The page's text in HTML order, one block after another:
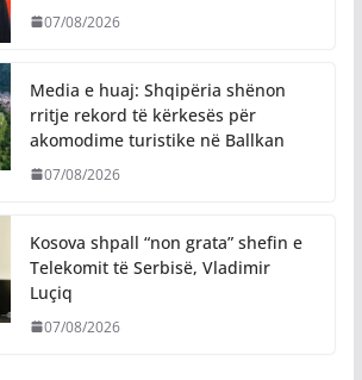
07/08/2026
Media e huaj: Shqipëria shënon
rritje rekord të kërkesës për
akomodime turistike në Ballkan
07/08/2026
Kosova shpall “non grata” shefin e
Telekomit të Serbisë, Vladimir
Luçiq
07/08/2026